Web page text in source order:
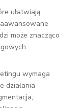
ułatwiają
może znacząco
wymaga
działania